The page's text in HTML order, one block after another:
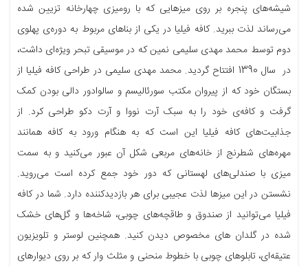
شیشه‌های پنجره بر روی میزهایی که با رومیزی چهارخانه تزیین شده
می‌رساند لذت ببرید. کافه فیلیا در یکی از بناهای مربوط به دوره‌ی پهلوی
دوم توسط محمد مهدی سلیمی نمین که در موسیقی تبحر ویژه‎‌ای داشت،
در سال 1390 افتتاح گردید. محمد مهدی سلیمی در طراحی کافه فیلیا از
بستگان خود که از پیروان مکتب سورئالیسم و سالوادور دالی بودن کمک
گرفت و کافه‌ی خود را به سبک آرت نووا و آرت دکو طراحی کرد. از
جذابیت‌های کافه فیلیا این است که به هنگام ورود به کافه همانند
مهره‌های شطرنج از خانه‌های مربعی شکل آن عبور می‌کنید و به سمت
میزی با صندلی‌های لهستانی که دور خود جمع کرده است می‌روید.
نشستن در این میزها لذت عجیبی برای هر بازدیدکننده دارد. شما در کافه
فیلیا می‌توانید از صندوق و طاقچه‌های چوبی، شاخه‌ها و گل‌های خشک
شده در گلدان های مخصوص دیدن کنید. همچنین لوستر و تلویزیون
عتیقه‌ای، تابلوهای چوبی با خطوط منحنی و مثلث وار که بر روی دیوارهای